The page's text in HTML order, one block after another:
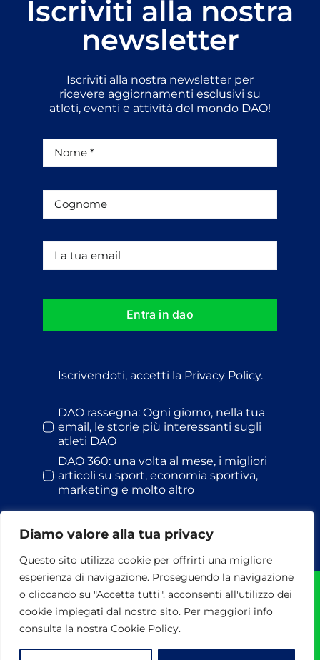
Diamo valore alla tua privacy
Questo sito utilizza cookie per offrirti una migliore
esperienza di navigazione. Proseguendo la navigazione
o cliccando su "Accetta tutti", acconsenti all'utilizzo dei
cookie impiegati dal nostro sito. Per maggiori info
consulta la nostra Cookie Policy.
Iscriviti alla nostra
newsletter
Iscriviti alla nostra newsletter per
ricevere aggiornamenti esclusivi su
atleti, eventi e attività del mondo DAO!
Entra in dao
Iscrivendoti, accetti la Privacy Policy.
DAO rassegna: Ogni giorno, nella tua
email, le storie più interessanti sugli
atleti DAO
DAO 360: una volta al mese, i migliori
articoli su sport, economia sportiva,
marketing e molto altro
© Dao S.r.l. | 2024 | Tutti i diritti riservati | P.I. 13478441002 |
via Maresciallo Pilsudski, 118 - 00197 Roma - Tel. 06
37511764-282 | Powered by